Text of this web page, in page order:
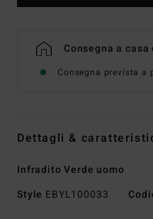
Consegna a
Consegna prevista a
Dettagli &
Infradito Verde uomo
Style EBYL100033